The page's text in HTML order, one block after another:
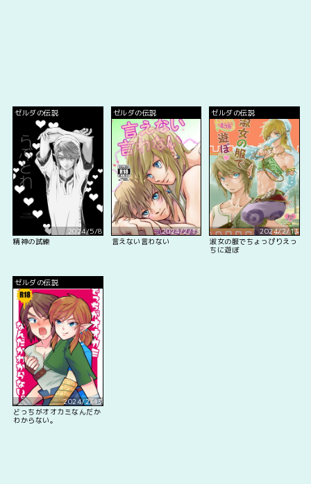
ゼルダの伝説
2024/5/8
精神の試練
ゼルダの伝説
2024/2/13
言えない言わない
ゼルダの伝説
2024/2/13
淑女の服でちょっぴりえっ
ちに遊ぼ
ゼルダの伝説
2024/2/13
どっちがオオカミなんだか
わからない。